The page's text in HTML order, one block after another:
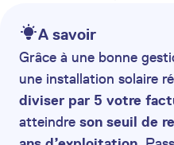
A savoir
Grâce à une bonne
une installation solaire
diviser par 5 votre
atteindre son seuil de